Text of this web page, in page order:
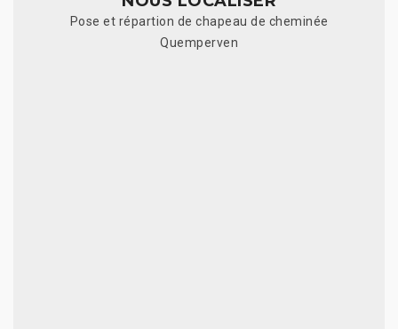
Pose et répartion de chapeau de cheminée
Quemperven